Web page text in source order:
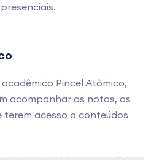
Pincel Atômico,
acompanhar as notas, as
terem acesso a conteúdos